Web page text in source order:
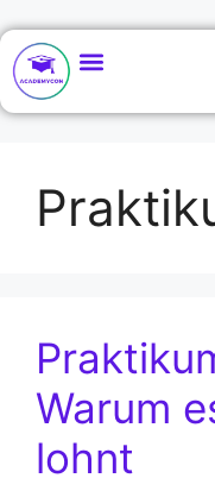
Warum
lohnt